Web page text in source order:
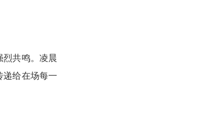
共鸣。凌晨
递给在场每一